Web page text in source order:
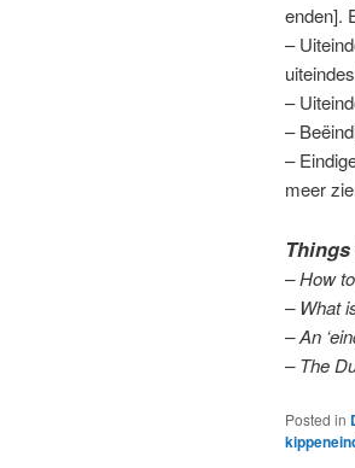
enden].
–
–
–
–
meer
– How to
– What
– An
– The
Posted in